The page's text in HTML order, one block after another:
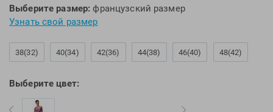
Medaller
MGB
Mizuno
Mosconi
Mugiro
Roxy-Kids
Saucony
Выберите размер: французский размер
Узнать свой размер
38(32) 40(34) 42(36) 44(38) 46(40) 48(42)
Выберите цвет: